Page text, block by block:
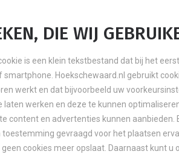
DIE WIJ
is een klein tekstbestand dat bij het
Hoekschewaard.nl gebruikt
werkt en dat bijvoorbeeld uw
werken en deze te kunnen
content en advertenties kunnen aanbieden.
gevraagd voor het plaatsen
cookies meer opslaat. Daarnaast kunt u